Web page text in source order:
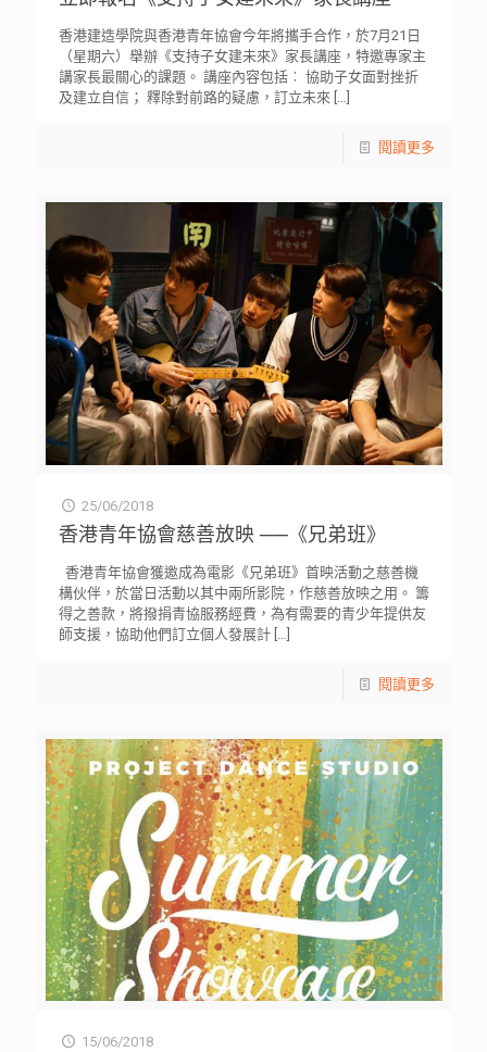
香港建造學院與香港青年協會今年將攜手合作，於7月21日
（星期六）舉辦《支持子女建未來》家長講座，特邀專家主
講家長最關心的課題。 講座內容包括︰ 協助子女面對挫折
及建立自信； 釋除對前路的疑慮，訂立未來 […]
閱讀更多
25/06/2018
香港青年協會慈善放映 ──《兄弟班》
香港青年協會獲邀成為電影《兄弟班》首映活動之慈善機
構伙伴，於當日活動以其中兩所影院，作慈善放映之用。 籌
得之善款，將撥捐青協服務經費，為有需要的青少年提供友
師支援，協助他們訂立個人發展計[…]
閱讀更多
15/06/2018